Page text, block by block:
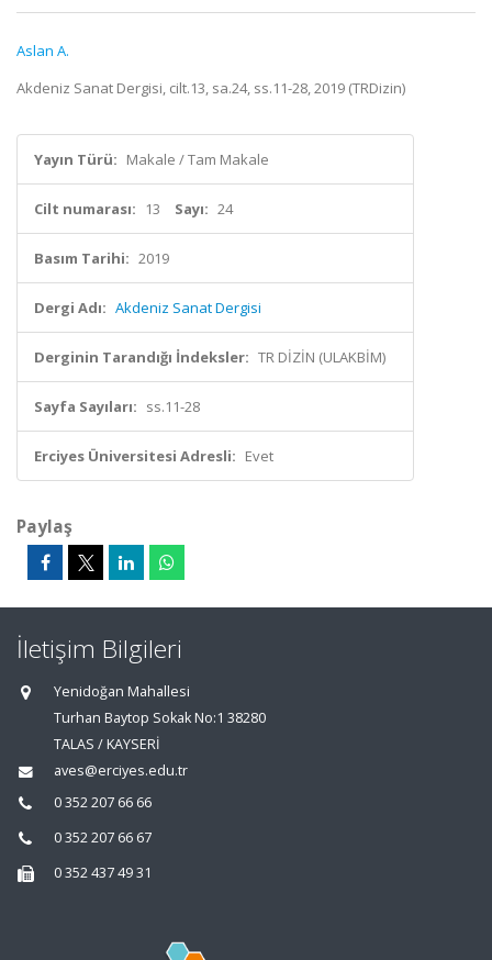
Aslan A.
Akdeniz Sanat Dergisi, cilt.13, sa.24, ss.11-28, 2019 (TRDizin)
Yayın Türü: Makale / Tam Makale
Cilt numarası: 13 Sayı: 24
Basım Tarihi: 2019
Dergi Adı: Akdeniz Sanat Dergisi
Derginin Tarandığı İndeksler: TR DİZİN (ULAKBİM)
Sayfa Sayıları: ss.11-28
Erciyes Üniversitesi Adresli: Evet
Paylaş
İletişim Bilgileri
Yenidoğan Mahallesi
Turhan Baytop Sokak No:1 38280
TALAS / KAYSERİ
aves@erciyes.edu.tr
0 352 207 66 66
0 352 207 66 67
0 352 437 49 31